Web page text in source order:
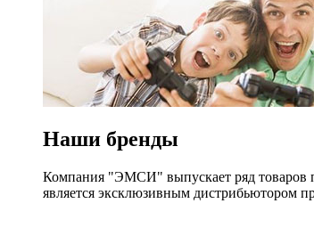
Наши бренды
Компания "ЭМСИ" выпускает ряд товаров
является эксклюзивным дистрибьютором